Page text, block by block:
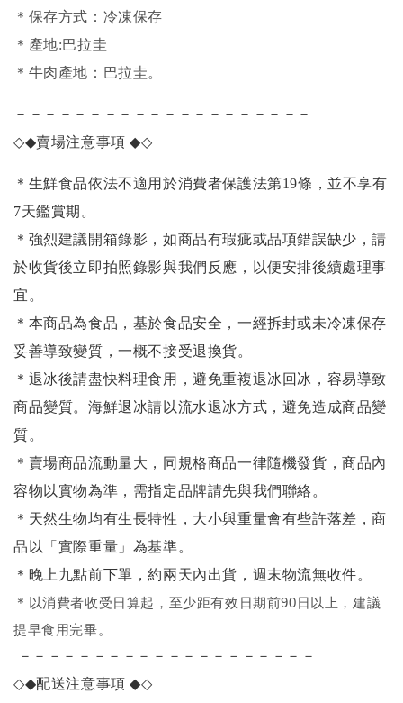
＊保存方式：冷凍保存
＊產地:巴拉圭
＊牛肉產地：巴拉圭。
－－－－－－－－－－－－－－－－－－－－
◇◆賣場注意事項◆◇
＊生鮮食品依法不適用於消費者保護法第19條，並不享有
7天鑑賞期。
＊強烈建議開箱錄影，如商品有瑕疵或品項錯誤缺少，請
於收貨後立即拍照錄影與我們反應，以便安排後續處理事
宜。
＊本商品為食品，基於食品安全，一經拆封或未冷凍保存
妥善導致變質，一概不接受退換貨。
＊退冰後請盡快料理食用，避免重複退冰回冰，容易導致
商品變質。海鮮退冰請以流水退冰方式，避免造成商品變
質。
＊賣場商品流動量大，同規格商品一律隨機發貨，商品內
容物以實物為準，需指定品牌請先與我們聯絡。
＊天然生物均有生長特性，大小與重量會有些許落差，商
品以「實際重量」為基準。
＊晚上九點前下單，約兩天內出貨，週末物流無收件。
＊ 以消費者收受日算起，至少距有效日期前90日以上，建議
提早食用完畢。
－－－－－－－－－－－－－－－－－－－－
◇◆配送注意事項◆◇